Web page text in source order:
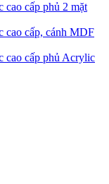
cao cấp phủ 2 mặt
cao cấp, cánh MDF
cao cấp phủ Acrylic